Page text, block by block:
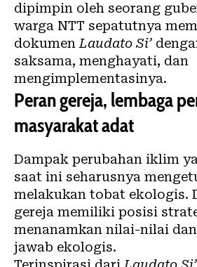
dipimpin oleh seorang
warga NTT sepatutnya
dokumenLaudato Si’
saksama, menghayati, dan
mengimplementasinya.
Peran gereja, lembaga
masyarakat adat
Dampak perubahan iklim
saat ini seharusnya
melakukan tobat ekologis.
gereja memiliki posisi
menanamkan nilai-nilai
jawab ekologis.